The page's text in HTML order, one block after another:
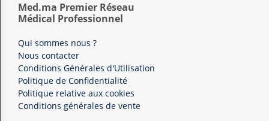
Med.ma Premier Réseau
Médical Professionnel
Qui sommes nous ?
Nous contacter
Conditions Générales d'Utilisation
Politique de Confidentialité
Politique relative aux cookies
Conditions générales de vente